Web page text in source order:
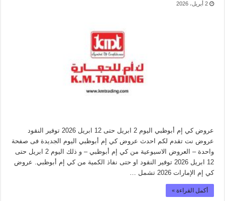
2 أبريل، 2026
عروض كي إم أبوظبي اليوم 2 ابريل حتى 12 ابريل 2026 توفير النقود
عروض نت تقدم لكم احدث عروض كي إم أبوظبي اليوم الجديدة فى صفحة
واحدة – العروض الاسيوعية من كي إم أبوظبي – و ذلك اليوم 2 ابريل حتى
12 ابريل 2026 توفير النقود او حتى نفاذ الكمية من كي إم أبوظبي. عروض
كي إم الإمارات 2026 تشمل …
أكمل القراءة »